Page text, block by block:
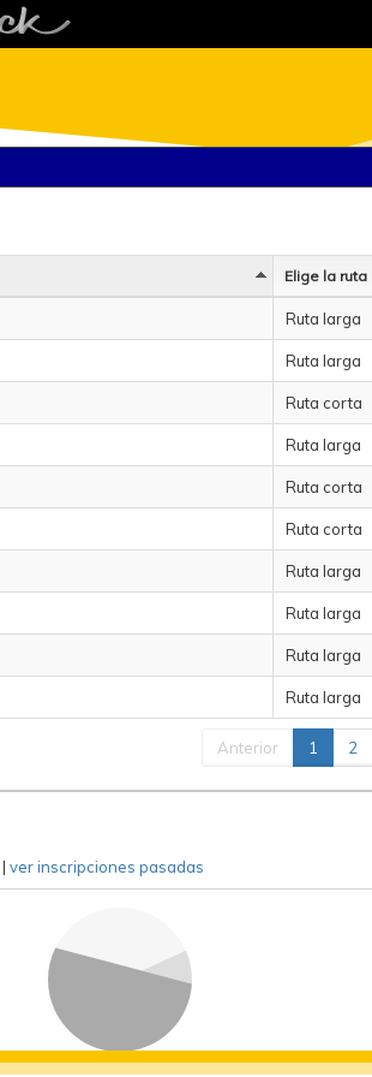
Elige la ruta
Ruta larga
Ruta larga
Ruta corta
Ruta larga
Ruta corta
Ruta corta
Ruta larga
Ruta larga
Ruta larga
Ruta larga
Anterior 1 2
| ver inscripciones pasadas
general